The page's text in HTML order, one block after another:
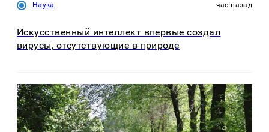
Наука час назад
Искусственный интеллект впервые создал
вирусы, отсутствующие в природе